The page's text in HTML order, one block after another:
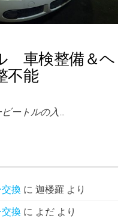
車検整備＆ヘ
不能
ートルの入…
換 に 迦楼羅 より
換 に よだ より